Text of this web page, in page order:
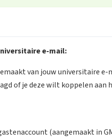
e-mail:
van jouw universitaire e-
of je deze wilt koppelen aan
(aangemaakt in